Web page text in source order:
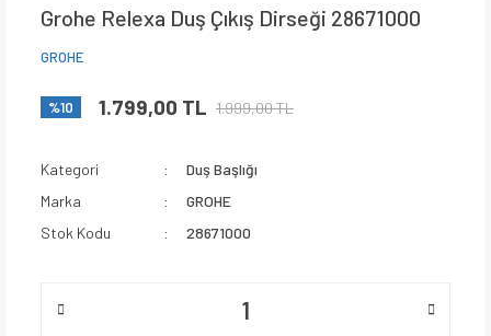
Grohe Relexa Duş Çıkış Dirseği 28671000
GROHE
%10 1.799,00 TL 1.999,00 TL
Kategori
Duş Başlığı
Marka
GROHE
Stok Kodu
28671000